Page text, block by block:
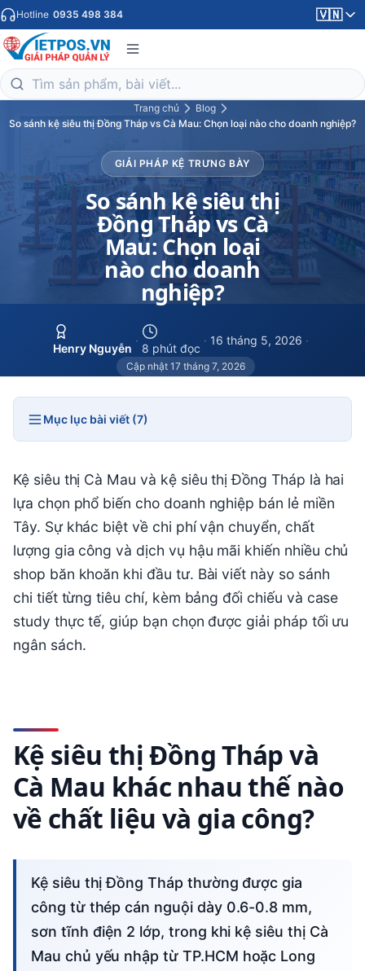
Hotline 0935 498 384 🇻🇳
Trang chủ
Blog
So sánh kệ siêu thị Đồng Tháp vs Cà Mau: Chọn loại nào cho doanh nghiệp?
GIẢI PHÁP KỆ TRƯNG BÀY
So sánh kệ siêu thị
Đồng Tháp vs Cà
Mau: Chọn loại
nào cho doanh
nghiệp?
Henry Nguyễn
·
8 phút đọc
· 16 tháng 5, 2026 ·
Cập nhật 17 tháng 7, 2026
Mục lục bài viết (7)
Kệ siêu thị Cà Mau và kệ siêu thị Đồng Tháp là hai
lựa chọn phổ biến cho doanh nghiệp bán lẻ miền
Tây. Sự khác biệt về chi phí vận chuyển, chất
lượng gia công và dịch vụ hậu mãi khiến nhiều chủ
shop băn khoăn khi đầu tư. Bài viết này so sánh
chi tiết từng tiêu chí, kèm bảng đối chiếu và case
study thực tế, giúp bạn chọn được giải pháp tối ưu
ngân sách.
Kệ siêu thị Đồng Tháp và
Cà Mau khác nhau thế nào
về chất liệu và gia công?
Kệ siêu thị Đồng Tháp thường được gia
công từ thép cán nguội dày 0.6-0.8 mm,
sơn tĩnh điện 2 lớp, trong khi kệ siêu thị Cà
Mau chủ yếu nhập từ TP.HCM hoặc Long